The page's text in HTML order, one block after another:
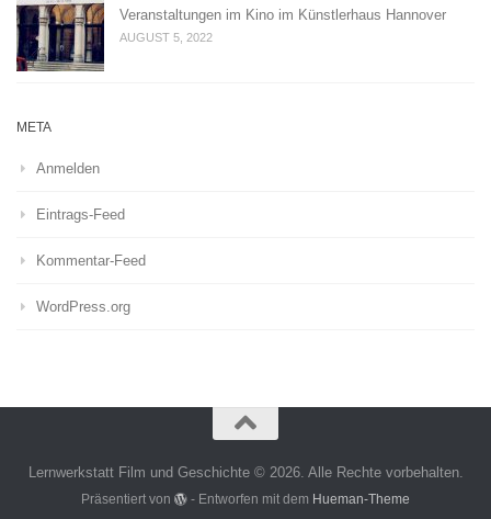
Veranstaltungen im Kino im Künstlerhaus Hannover
AUGUST 5, 2022
META
Anmelden
Eintrags-Feed
Kommentar-Feed
WordPress.org
Lernwerkstatt Film und Geschichte © 2026. Alle Rechte vorbehalten.
Präsentiert von - Entworfen mit dem Hueman-Theme